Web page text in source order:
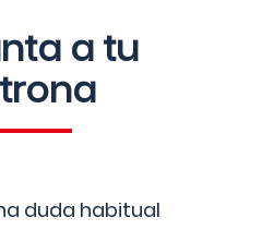
a tu
duda habitual